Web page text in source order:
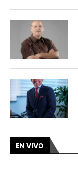
EN VIVO